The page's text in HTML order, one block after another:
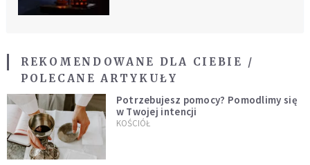
REKOMENDOWANE DLA CIEBIE /
POLECANE ARTYKUŁY
Potrzebujesz pomocy? Pomodlimy się
w Twojej intencji
KOŚCIÓŁ